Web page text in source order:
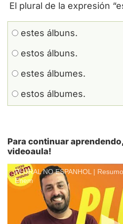
El plural de la expresión
estes álbuns.
estos álbuns.
estes álbumes.
estos álbumes.
Para continuar
videoaula!
PLURAL NO ESPANHOL |
Enem